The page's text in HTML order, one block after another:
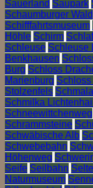
Sauerland Saupark
Schaumburger Wald
Schifffahrtsmuseum
Höhle Schirm
Schleuse Schleuse
Benkhausen
Burg Schloss
Marienburg
Stolzenfels
Schmilka
Schneewittchenweg
Schrammsteine
Schwäbische Alb
Schwebebahn
Höhenweg
Seife Seilbahn
Naturmuseum